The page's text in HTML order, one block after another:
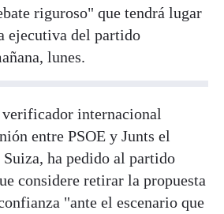
riguroso" que tendrá lugar
ejecutiva del partido
lunes.
internacional
entre PSOE y Junts el
Suiza, ha pedido al partido
considere retirar la propuesta
"ante el escenario que